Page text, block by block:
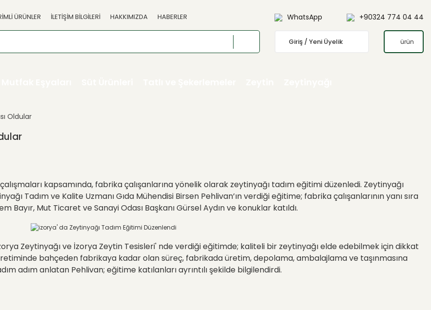
ÜRÜNLER İLETİŞİM BİLGİLERİ HAKKIMIZDA HABERLER WhatsApp +90324 774 04 44
Giriş / Yeni Üyelik ürün
Oldular
kapsamında, fabrika çalışanlarına yönelik olarak zeytinyağı tadım eğitimi düzenledi. Zeytinyağı
Tadım ve Kalite Uzmanı Gıda Mühendisi Birsen Pehlivan’ın verdiği eğitime; fabrika çalışanlarının yanı sıra
Bayır, Mut Ticaret ve Sanayi Odası Başkanı Gürsel Aydın ve konuklar katıldı.
Zeytinyağı ve İzorya Zeytin Tesisleri' nde verdiği eğitimde; kaliteli bir zeytinyağı elde edebilmek için dikkat
bahçeden fabrikaya kadar olan süreç, fabrikada üretim, depolama, ambalajlama ve taşınmasına
adım anlatan Pehlivan; eğitime katılanları ayrıntılı şekilde bilgilendirdi.